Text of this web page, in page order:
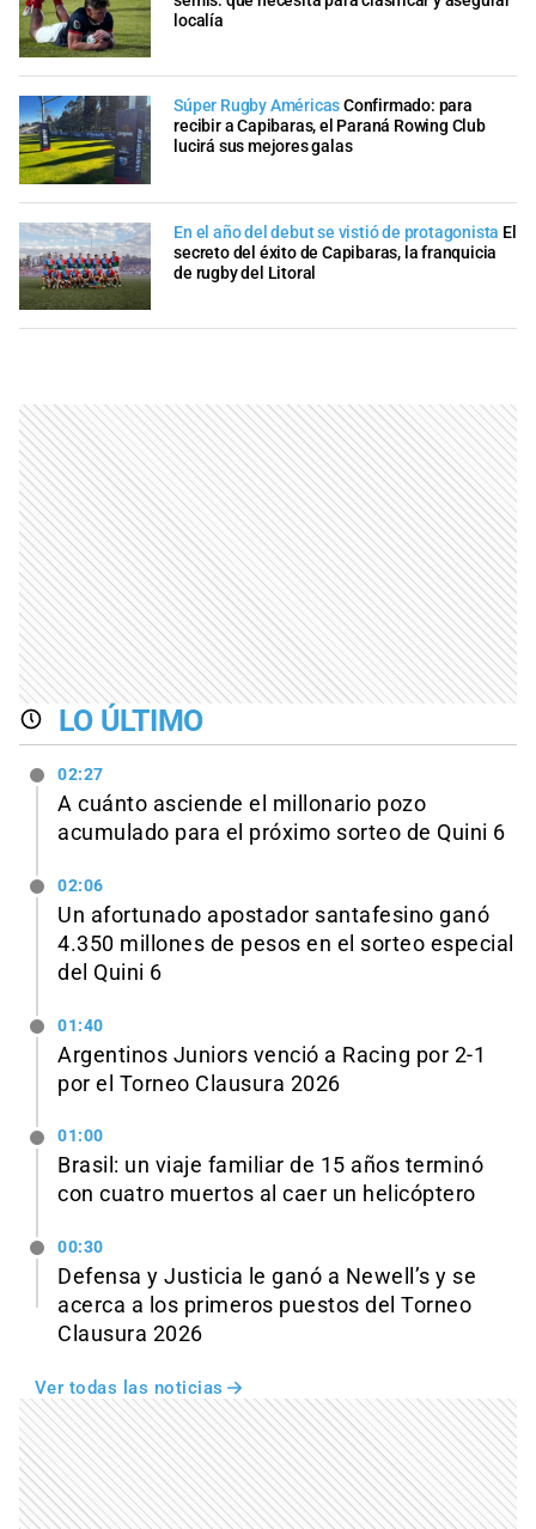
localía
Súper Rugby AméricasConfirmado: para
recibir a Capibaras, el Paraná Rowing Club
lucirá sus mejores galas
En el año del debut se vistió de protagonista El
secreto del éxito de Capibaras, la franquicia
de rugby del Litoral
LO ÚLTIMO
02:27
A cuánto asciende el millonario pozo
acumulado para el próximo sorteo de Quini 6
02:06
Un afortunado apostador santafesino ganó
4.350 millones de pesos en el sorteo especial
del Quini 6
01:40
Argentinos Juniors venció a Racing por 2-1
por el Torneo Clausura 2026
01:00
Brasil: un viaje familiar de 15 años terminó
con cuatro muertos al caer un helicóptero
00:30
Defensa y Justicia le ganó a Newell’s y se
acerca a los primeros puestos del Torneo
Clausura 2026
Ver todas las noticias